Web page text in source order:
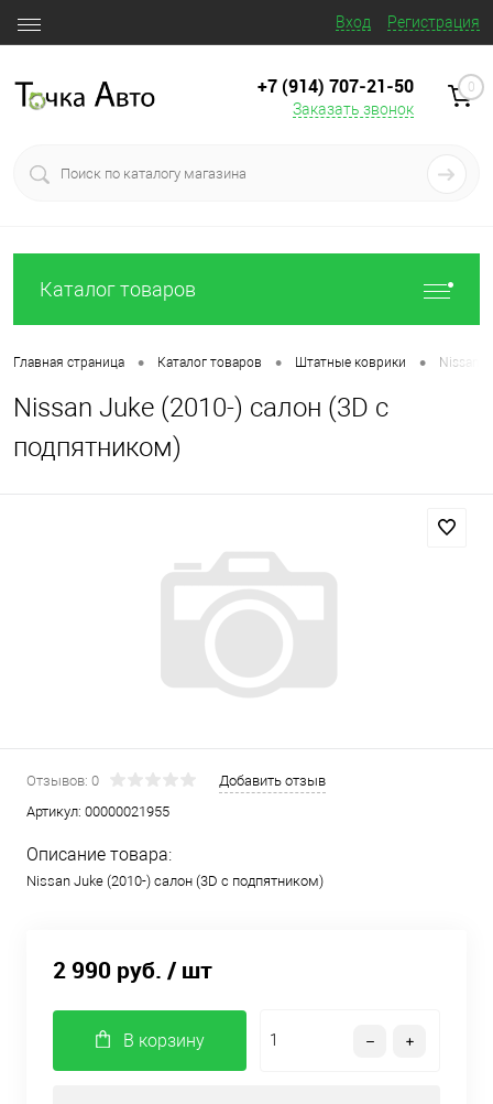
Вход Регистрация
+7 (914) 707‒21‒50
Заказать звонок
0
Каталог товаров
Главная страница • Каталог товаров • Штатные коврики • Nissan
Nissan Juke (2010-) салон (3D с
подпятником)
Отзывов: 0
Добавить отзыв
Артикул: 00000021955
Описание товара:
Nissan Juke (2010-) салон (3D с подпятником)
2 990 руб. / шт
В корзину